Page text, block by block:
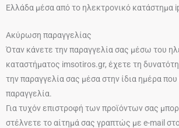
Ελλάδα μέσα από το ηλεκτρονικό κατάστημα
Ακύρωση παραγγελίας
Όταν κάνετε την παραγγελία σας μέσω του
καταστήματος imsotiros.gr, έχετε τη
την παραγγελία σας μέσα στην ίδια ημέρα
παραγγελία.
Για τυχόν επιστροφή των προϊόντων σας
στέλνετε το αίτημά σας γραπτώς με e-mail